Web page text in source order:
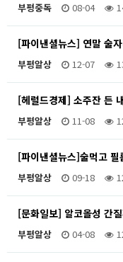
부평중독 08-04
[파이낸셜뉴스] 연말 술
부평알상 12-07
[헤럴드경제] 소주잔 든
부평알상 11-08
[파이낸셜뉴스]술먹고
부평알상 09-18
[문화일보] 알코올성 간
부평알상 04-08